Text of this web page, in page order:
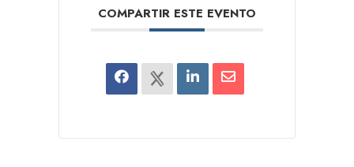
COMPARTIR ESTE EVENTO